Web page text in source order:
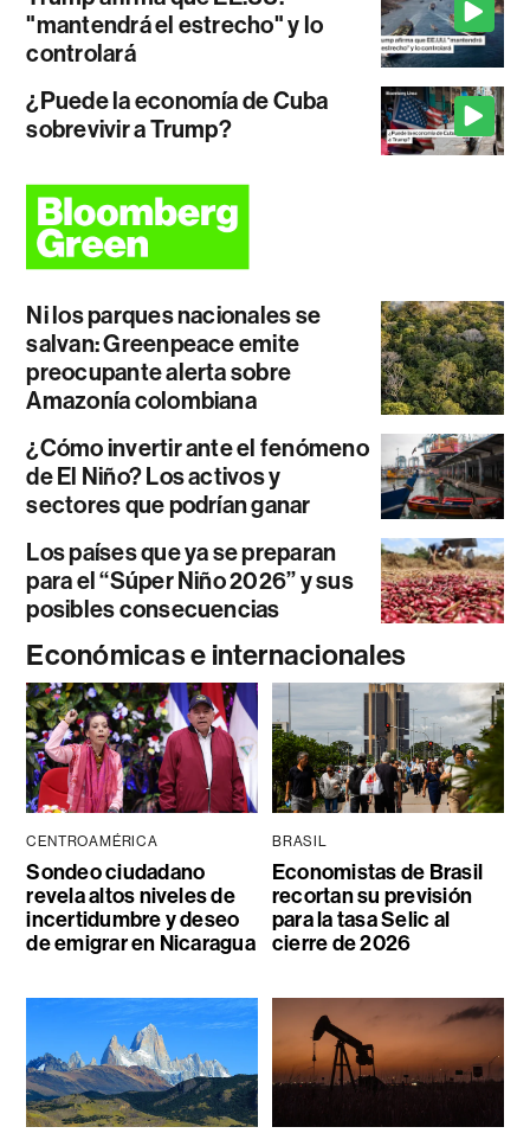
"mantendrá el estrecho" y lo
controlará
¿Puede la economía de Cuba
sobrevivir a Trump?
Ni los parques nacionales se
salvan: Greenpeace emite
preocupante alerta sobre
Amazonía colombiana
¿Cómo invertir ante el fenómeno
de El Niño? Los activos y
sectores que podrían ganar
Los países que ya se preparan
para el “Súper Niño 2026” y sus
posibles consecuencias
Económicas e internacionales
CENTROAMÉRICA
Sondeo ciudadano
revela altos niveles de
incertidumbre y deseo
de emigrar en Nicaragua
BRASIL
Economistas de Brasil
recortan su previsión
para la tasa Selic al
cierre de 2026